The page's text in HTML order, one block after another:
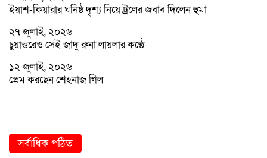
ইয়াশ-কিয়ারার ঘনিষ্ঠ দৃশ্য নিয়ে ট্রলের জবাব দিলেন হুমা
২৭ জুলাই, ২০২৬
চুয়াত্তরেও সেই জাদু রুনা লায়লার কণ্ঠে
১২ জুলাই, ২০২৬
প্রেম করছেন শেহনাজ গিল
সর্বাধিক পঠিত